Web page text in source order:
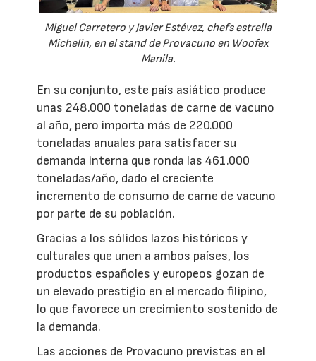
Miguel Carretero y Javier Estévez, chefs estrella
Michelin, en el stand de Provacuno en Woofex
Manila.
En su conjunto, este país asiático produce
unas 248.000 toneladas de carne de vacuno
al año, pero importa más de 220.000
toneladas anuales para satisfacer su
demanda interna que ronda las 461.000
toneladas/año, dado el creciente
incremento de consumo de carne de vacuno
por parte de su población.
Gracias a los sólidos lazos históricos y
culturales que unen a ambos países, los
productos españoles y europeos gozan de
un elevado prestigio en el mercado filipino,
lo que favorece un crecimiento sostenido de
la demanda.
Las acciones de Provacuno previstas en el